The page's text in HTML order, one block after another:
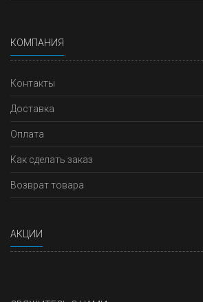
КОМПАНИЯ
Контакты
Доставка
Оплата
Как сделать заказ
Возврат товара
АКЦИИ